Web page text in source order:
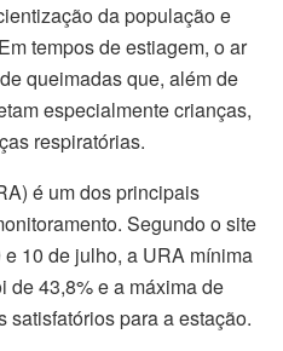
da população e
tempos de estiagem, o ar
queimadas que, além de
especialmente crianças,
respiratórias.
é um dos principais
Segundo o site
e 10 de julho, a URA mínima
de 43,8% e a máxima de
satisfatórios para a estação.